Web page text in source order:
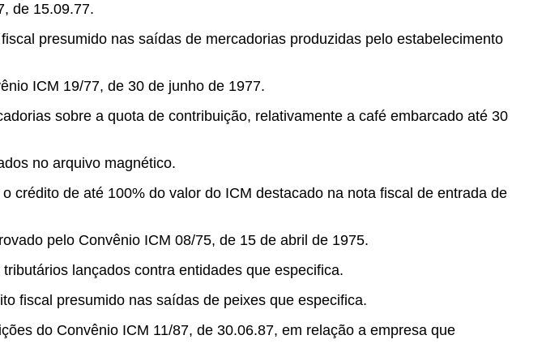
de 15.09.77.
presumido nas saídas de mercadorias produzidas pelo estabelecimento
ICM 19/77, de 30 de junho de 1977.
sobre a quota de contribuição, relativamente a café embarcado até 30
no arquivo magnético.
crédito de até 100% do valor do ICM destacado na nota fiscal de entrada de
pelo Convênio ICM 08/75, de 15 de abril de 1975.
lançados contra entidades que especifica.
fiscal presumido nas saídas de peixes que especifica.
do Convênio ICM 11/87, de 30.06.87, em relação a empresa que